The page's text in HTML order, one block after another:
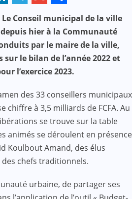
Telegram
Gmail
Share
Le Conseil municipal de la ville
hier à la Communauté
par le maire de la ville,
sur le bilan de l’année 2022 et
l’exercice 2023.
des 33 conseillers municipaux
chiffre à 3,5 milliards de FCFA. Au
se trouve sur la table
animés se déroulent en présence
Koulbout Amand, des élus
chefs traditionnels.
urbaine, de partager ses